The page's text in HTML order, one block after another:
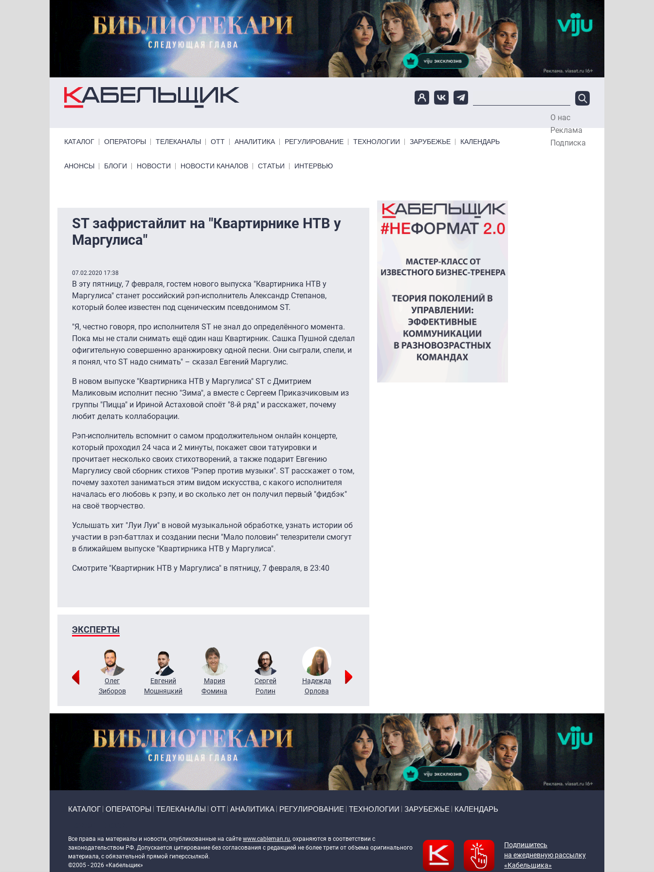
Перейти к основному содержанию
О нас
Реклама
Подписка
КАТАЛОГ ОПЕРАТОРЫ ТЕЛЕКАНАЛЫ ОТТ АНАЛИТИКА РЕГУЛИРОВАНИЕ ТЕХНОЛОГИИ ЗАРУБЕЖЬЕ КАЛЕНДАРЬ
Primary links bottom
АНОНСЫ БЛОГИ НОВОСТИ НОВОСТИ КАНАЛОВ СТАТЬИ ИНТЕРВЬЮ
ST зафристайлит на "Квартирнике НТВ у
Маргулиса"
07.02.2020 17:38
В эту пятницу, 7 февраля, гостем нового выпуска "Квартирника НТВ у
Маргулиса" станет российский рэп-исполнитель Александр Степанов,
который более известен под сценическим псевдонимом ST.
"Я, честно говоря, про исполнителя ST не знал до определённого момента.
Пока мы не стали снимать ещё один наш Квартирник. Сашка Пушной сделал
офигительную совершенно аранжировку одной песни. Они сыграли, спели, и
я понял, что ST надо снимать" – сказал Евгений Маргулис.
В новом выпуске "Квартирника НТВ у Маргулиса" ST с Дмитрием
Маликовым исполнит песню "Зима", а вместе с Сергеем Приказчиковым из
группы "Пицца" и Ириной Астаховой споёт "8-й ряд" и расскажет, почему
любит делать коллаборации.
Рэп-исполнитель вспомнит о самом продолжительном онлайн концерте,
который проходил 24 часа и 2 минуты, покажет свои татуировки и
прочитает несколько своих стихотворений, а также подарит Евгению
Маргулису свой сборник стихов "Рэпер против музыки". ST расскажет о том,
почему захотел заниматься этим видом искусства, с какого исполнителя
началась его любовь к рэпу, и во сколько лет он получил первый "фидбэк"
на своё творчество.
Услышать хит "Луи Луи" в новой музыкальной обработке, узнать истории об
участии в рэп-баттлах и создании песни "Мало половин" телезрители смогут
в ближайшем выпуске "Квартирника НТВ у Маргулиса".
Смотрите "Квартирник НТВ у Маргулиса" в пятницу, 7 февраля, в 23:40
ЭКСПЕРТЫ
Григорий
Олег
Зиборов
Евгений
Мошняцкий
Мария
Фомина
Сергей
Ролин
Надежда
Орлова
КАТАЛОГ ОПЕРАТОРЫ ТЕЛЕКАНАЛЫ ОТТ АНАЛИТИКА РЕГУЛИРОВАНИЕ ТЕХНОЛОГИИ ЗАРУБЕЖЬЕ КАЛЕНДАРЬ
Все права на материалы и новости, опубликованные на сайте www.cableman.ru, охраняются в соответствии с
законодательством РФ. Допускается цитирование без согласования с редакцией не более трети от объема оригинального
материала, с обязательной прямой гиперссылкой.
©2005 - 2026 «Кабельщик»
Подпишитесь
на ежедневную рассылку
«Кабельщика»